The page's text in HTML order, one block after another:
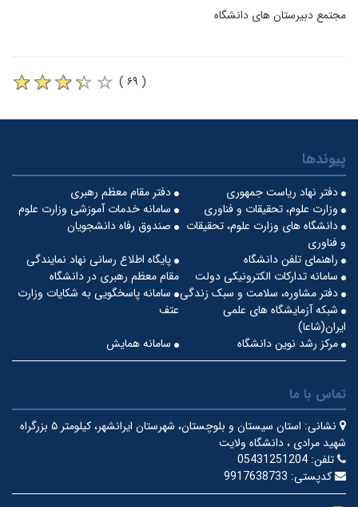
مجتمع دبیرستان های دانشگاه
( ۶۹ )
پیوندها
دفتر مقام معظم رهبری
دفتر نهاد ریاست جمهوری
سامانه خدمات آموزشی وزارت علوم
وزارت علوم، تحقیقات و فناوری
صندوق رفاه دانشجویان
دانشگاه های وزارت علوم، تحقیقات
و فناوری
پایگاه اطلاع رسانی نهاد نمایندگی
مقام معظم رهبری در دانشگاه
راهنمای تلفن دانشگاه
سامانه تدارکات الکترونیکی دولت
سامانه پاسخگویی به شکایات وزارت
عتف
دفتر مشاوره، سلامت و سبک زندگی
شبکه آزمایشگاه های علمی
ایران(شاعا)
سامانه همایش
مرکز رشد نوین دانشگاه
تماس با ما
نشانی:
استان سیستان و بلوچستان، شهرستان ایرانشهر، کیلومتر ۵ بزرگراه
شهید مرادی ، دانشگاه ولایت
تلفن: 05431251204
کدپستی: 9917638733